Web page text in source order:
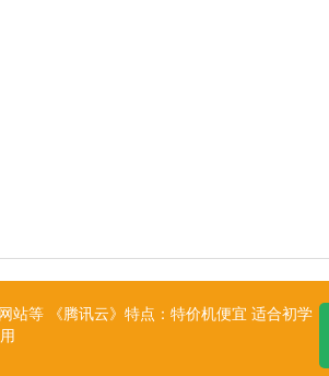
站等 《腾讯云》特点：特价机便宜 适合初学